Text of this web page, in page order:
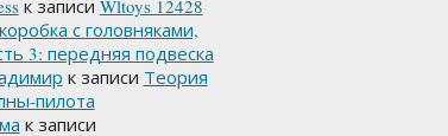
к записи Wltoys 12428
с головняками,
3: передняя подвеска
к записи Теория
пилота
к записи